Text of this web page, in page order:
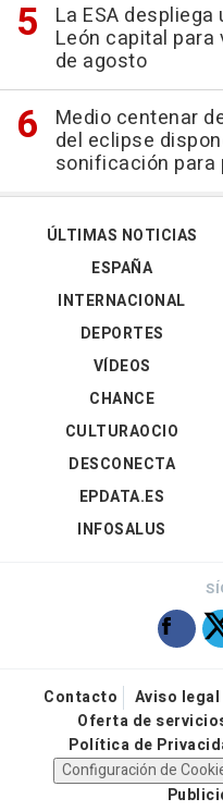
La ESA
León capital para
de agosto
Medio centenar
del eclipse
sonificación para
ÚLTIMAS NOTICIAS
ESPAÑA
INTERNACIONAL
DEPORTES
VÍDEOS
CHANCE
CULTURAOCIO
DESCONECTA
EPDATA.ES
INFOSALUS
Contacto Aviso legal
Oferta de
Política de
Configuración de